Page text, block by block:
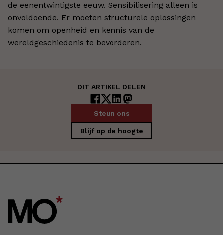
de eenentwintigste eeuw. Sensibilisering alleen is
onvoldoende. Er moeten structurele oplossingen
komen om openheid en kennis van de
wereldgeschiedenis te bevorderen.
DIT ARTIKEL DELEN
Steun ons
Blijf op de hoogte